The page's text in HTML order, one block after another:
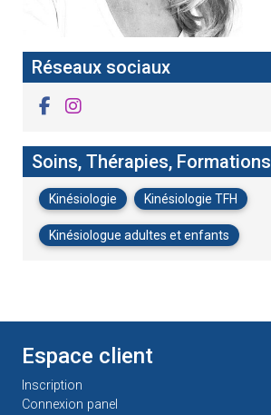
Réseaux sociaux
Soins, Thérapies, Formations
Kinésiologie Kinésiologie TFH
Kinésiologue adultes et enfants
Espace client
Inscription
Connexion panel